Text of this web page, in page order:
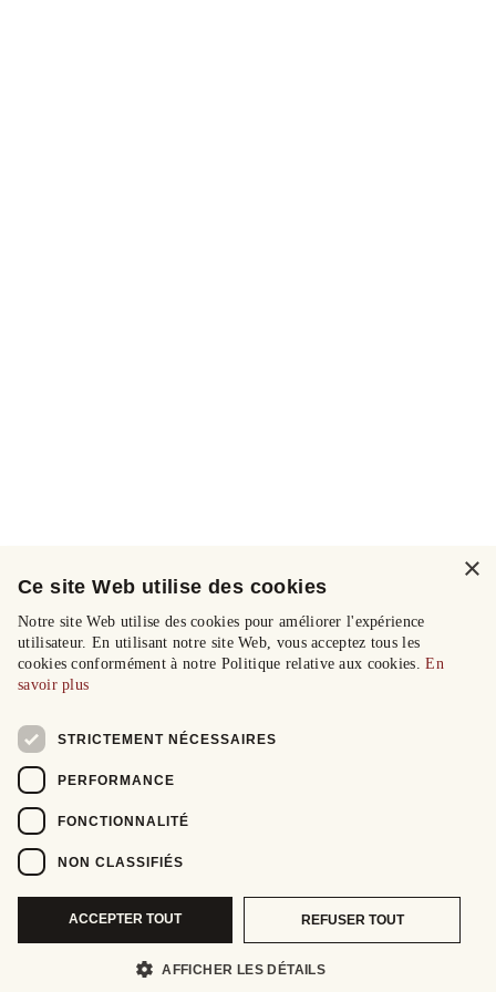
×
Ce site Web utilise des cookies
Notre site Web utilise des cookies pour améliorer l'expérience
utilisateur. En utilisant notre site Web, vous acceptez tous les
cookies conformément à notre Politique relative aux cookies.En
savoir plus
STRICTEMENT NÉCESSAIRES
PERFORMANCE
FONCTIONNALITÉ
NON CLASSIFIÉS
ACCEPTER TOUT REFUSER TOUT
AFFICHER LES DÉTAILS